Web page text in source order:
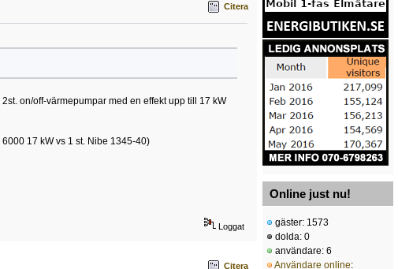
Citera
on/off-värmepumpar med en effekt upp till 17 kW
17 kW vs 1 st. Nibe 1345-40)
Loggat
Citera
Online just nu!
gäster: 1573
dolda: 0
användare: 6
Användare online: